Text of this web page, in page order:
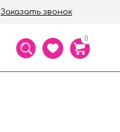
Заказать звонок
0